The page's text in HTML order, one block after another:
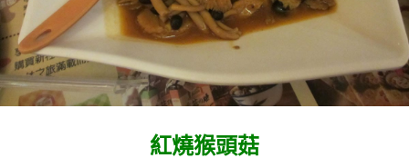
紅燒猴頭菇